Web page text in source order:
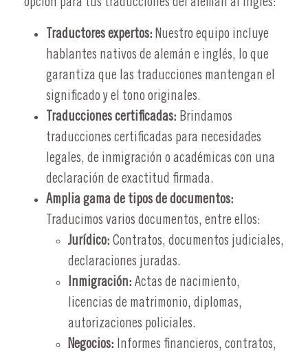
Traductores expertos: Nuestro equipo incluye
hablantes nativos de alemán e inglés, lo que
garantiza que las traducciones mantengan el
significado y el tono originales.
Traducciones certificadas: Brindamos
traducciones certificadas para necesidades
legales, de inmigración o académicas con una
declaración de exactitud firmada.
Amplia gama de tipos de documentos:
Traducimos varios documentos, entre ellos:
Jurídico: Contratos, documentos judiciales,
declaraciones juradas.
Inmigración: Actas de nacimiento,
licencias de matrimonio, diplomas,
autorizaciones policiales.
Negocios: Informes financieros, contratos,